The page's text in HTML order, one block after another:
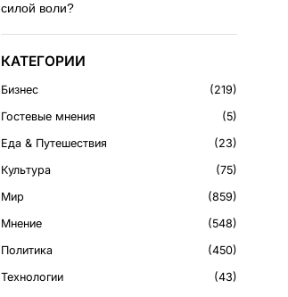
силой воли?
КАТЕГОРИИ
Бизнес
219
Гостевые мнения
5
Еда & Путешествия
23
Культура
75
Мир
859
Мнение
548
Политика
450
Технологии
43